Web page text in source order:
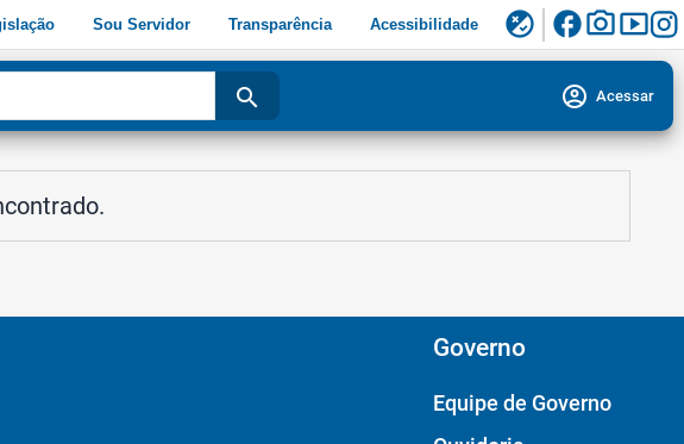
Sou Servidor Transparência Acessibilidade flaky facebookphoto_camerasmart_display
search account_circle Acessar
Governo
Equipe de Governo